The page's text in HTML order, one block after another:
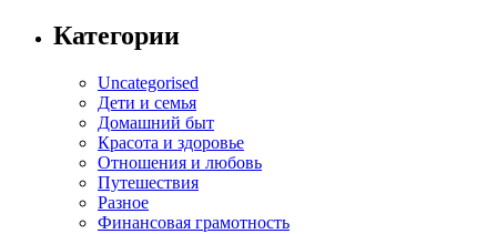
Категории
Uncategorised
Дети и семья
Домашний быт
Красота и здоровье
Отношения и любовь
Путешествия
Разное
Финансовая грамотность